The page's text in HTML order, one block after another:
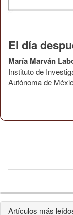
El día
María Marván
Instituto de
Autónoma de
Detalles
Artículos más